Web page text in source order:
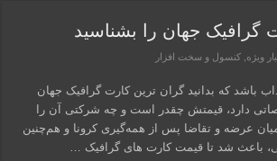
گرافیک جهان را بشناسید
ویژه,کنسول و سخت افزار
باشد که بدانید گران ترین کارت گرافیک جهان
دارد، قیمتش چقدر است و چه شرکتی آن را
عرضه و تقاضا پس از همه‌گیری کرونا و هم‌چنین
باعث شد تا قیمت کارت های گرافیک …